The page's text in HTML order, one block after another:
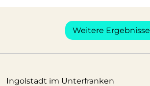
Weitere Ergebnisse
Ingolstadt im Unterfranken